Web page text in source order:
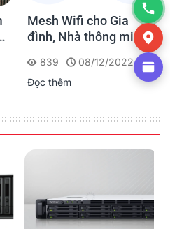
Mesh Wifi cho Gia
đình, Nhà thông minh
phòng nhỏ
839
08/12/2022
Đọc thêm